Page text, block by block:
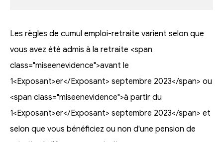
Les règles de cumul emploi-retraite varient selon que
vous avez été admis à la retraite <span
class="miseenevidence">avant le
1<Exposant>er</Exposant> septembre 2023</span> ou
<span class="miseenevidence">à partir du
1<Exposant>er</Exposant> septembre 2023</span> et
selon que vous bénéficiez ou non d'une pension de